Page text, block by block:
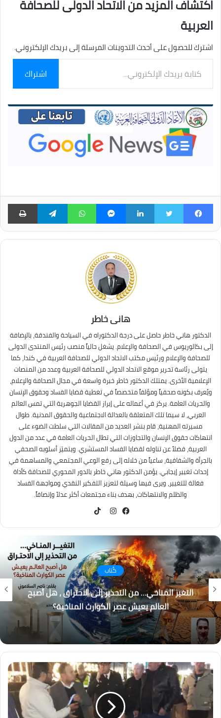
اكتشاف المزيد من الاتحاد الدولى للصحافة
العربية
اشترك للحصول على أحدث التدوينات المرسلة إلى بريدك الإلكتروني.
بريدك
الإلكتروني...
اشتراك
فيسبوك لينكدإن ماسنجر واتساب تيلقرام
هانى خاطر
الدكتور هاني خاطر حاصل على درجة الدكتوراه في السياحة والفندقة، بالإضافة
إلى بكالوريوس في الصحافة والإعلام. يشغل حالياً منصب رئيس المنتدى الدولى
للصحافة والإعلام ورئيس مكتب الاتحاد الدولي للصحافة العربية في كندا، كما
يتولى رئاسة تحرير موقع الاتحاد الدولي للصحافة العربية وعدد من المنصات
الإعلامية الأخرى. يمتلك الدكتور خاطر خبرة واسعة في مجال الصحافة والإعلام،
ويُعرف بكونه صحفياً ومؤلفاً متخصصاً في تغطية قضايا الفساد وحقوق الإنسان
والحريات العامة. يركز في أعماله على إبراز القضايا الجوهرية التي تمس العالم
العربي، لا سيما تلك المتعلقة بالعدالة الاجتماعية والحقوق المدنية. طوال
مسيرته المهنية، قام بنشر العديد من المقالات التي سلطت الضوء على
انتهاكات حقوق الإنسان والتجاوزات التي تطال الحريات العامة في عدد من الدول
العربية، فضلاً عن تناوله لقضايا الفساد المستشري. ويتميّز أسلوبه الصحفي
بالجرأة والشفافية، ساعياً من خلاله إلى رفع الوعي المجتمعي والمساهمة في
إحداث تغيير إيجابي. يؤمن الدكتور هاني خاطر بالدور المحوري للصحافة كأداة
فعّالة للتغيير، ويرى فيها وسيلة لتعزيز التفكير النقدي ومواجهة الفساد
والظلم والانتهاكات، بهدف بناء مجتمعات أكثر عدلاً وإنصافاً.
كُتاب
التغير المناخي… من التحذير إلى الاحتراق ، هل أصبح
العالم يعيش عصر الكوارث المناخية؟